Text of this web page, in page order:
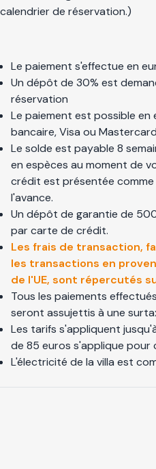
calendrier de réservation.)
Le paiement s'effectue en
Un dépôt de 30% est
réservation
Le paiement est possible en
bancaire, Visa ou
Le solde est payable 8
en espèces au moment de
crédit est présentée comme
l'avance.
Un dépôt de garantie de
par carte de crédit.
Les frais de transaction,
les transactions en
de l'UE, sont répercutés
Tous les paiements
seront assujettis à une
Les tarifs s'appliquent
de 85 euros s'applique pour
L'électricité de la villa est